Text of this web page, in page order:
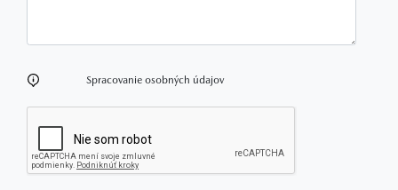
Spracovanie osobných údajov